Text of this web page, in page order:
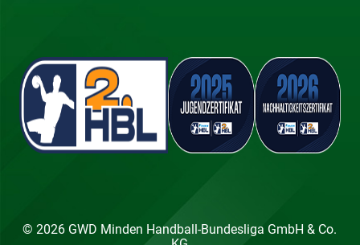
© 2026 GWD Minden Handball-Bundesliga GmbH & Co.